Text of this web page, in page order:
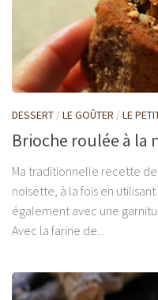
DESSERT /LE GOÛTER /LE
Brioche roulée à la
Ma traditionnelle recette
noisette, à la fois en
également avec une
Avec la farine de...